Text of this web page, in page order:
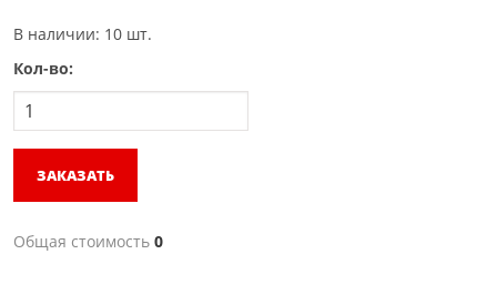
В наличии: 10 шт.
Кол-во:
ЗАКАЗАТЬ
Общая стоимость 0